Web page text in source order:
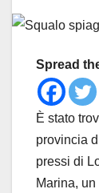
Spread
È stato
provincia
pressi di
Marina,